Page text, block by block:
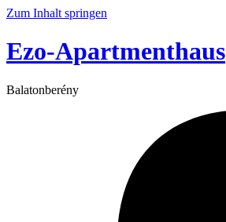
Zum Inhalt springen
Ezo-Apartmenthaus
Balatonberény